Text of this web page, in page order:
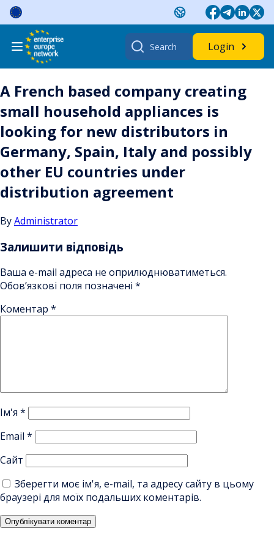
Skip
content
Search
for:
Login
A French based company creating
small household appliances is
looking for new distributors in
Germany, Spain, Italy and possibly
other EU countries under
distribution agreement
ByAdministrator
Залишити відповідь
Ваша e-mail адреса не оприлюднюватиметься.
Обов’язкові поля позначені *
Коментар *
Ім'я *
Email *
Сайт
Зберегти моє ім'я, e-mail, та адресу сайту в цьому
браузері для моїх подальших коментарів.